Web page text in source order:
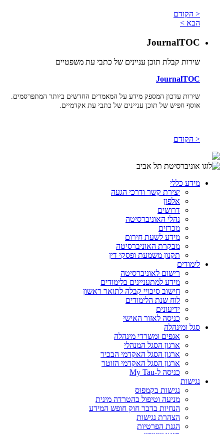
< הקודם
הבא >
JournalTOC
שירות קבלת תוכן עניינים של כתבי עת משפטיים
JournalTOC
שירות עדכון המספק מידע על המאמרים החדשים ביותר המתפרסמים.
אוסף חפיש של תוכן עניינים של כתבי עת אקדמיים.
< הקודם
מידע כללי
יצירת קשר ודרכי הגעה
אלפון
דרושים
נהלי האוניברסיטה
מכרזים
מידע לשעת חירום
מבקרת האוניברסיטה
תקנון משמעת ופסקי דין
לימודים
רישום לאוניברסיטה
מידע למתעניינים בלימודים
חישוב סיכויי קבלה לתואר ראשון
לוח שנת הלימודים
ידיעונים
כניסה לאזור האישי
סגל ומינהלה
אגפים ומשרדי מינהלה
ארגון הסגל המנהלי
ארגון הסגל האקדמי הבכיר
ארגון הסגל האקדמי הזוטר
כניסה ל-My Tau
נגישות
נגישות בקמפוס
מניעה וטיפול בהטרדה מינית
הנחיות בדבר חוק חופש המידע
הצהרת נגישות
הגנת הפרטיות